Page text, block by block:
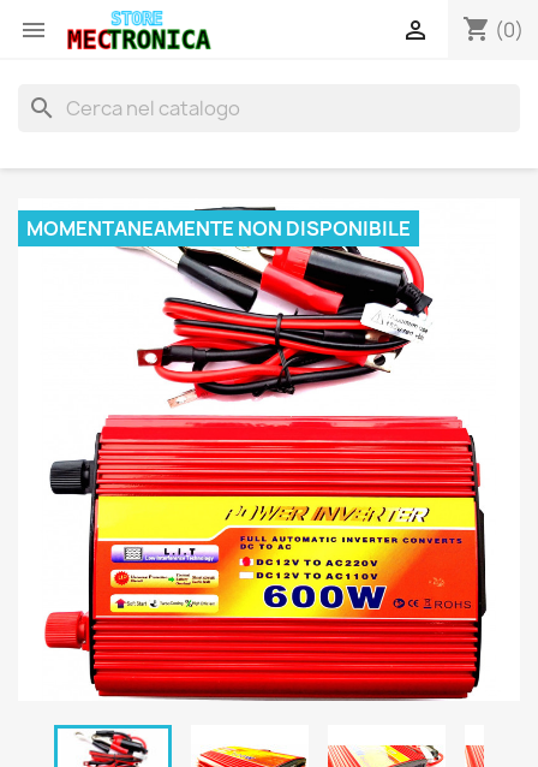
 shopping_cart (0)

search
MOMENTANEAMENTE NON DISPONIBILE